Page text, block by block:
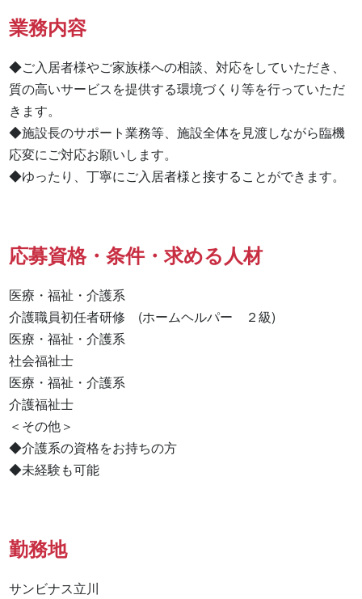
業務内容
◆ご入居者様やご家族様への相談、対応をしていただき、
質の高いサービスを提供する環境づくり等を行っていただ
きます。
◆施設長のサポート業務等、施設全体を見渡しながら臨機
応変にご対応お願いします。
◆ゆったり、丁寧にご入居者様と接することができます。
応募資格・条件・求める人材
医療・福祉・介護系
介護職員初任者研修　(ホームヘルパー　２級)
医療・福祉・介護系
社会福祉士
医療・福祉・介護系
介護福祉士
＜その他＞
◆介護系の資格をお持ちの方
◆未経験も可能
勤務地
サンビナス立川